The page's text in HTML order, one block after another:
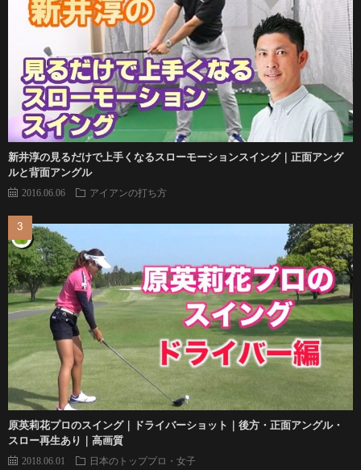
新井淳の見るだけで上手くなるスローモーションスイング｜正面アング
ルと背面アングル
2016.06.06 アイアンの打ち方
原英莉花プロのスイング｜ドライバーショット｜後方・正面アングル・
スロー再生あり｜高画質
2018.06.01 日本のトッププロ・女子